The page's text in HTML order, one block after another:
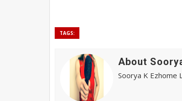
TAGS:
About
Soorya K Ezhome